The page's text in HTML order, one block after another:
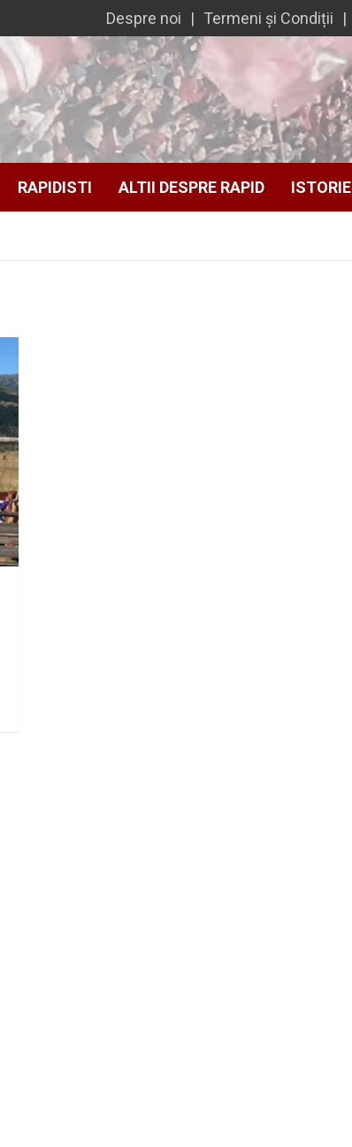
Despre noi Termeni și Condiții
RAPIDISTI ALTII DESPRE RAPID ISTORIE